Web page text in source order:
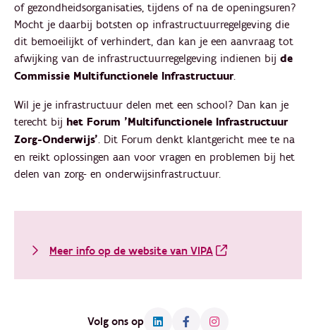
of gezondheidsorganisaties, tijdens of na de openingsuren?
Mocht je daarbij botsten op infrastructuurregelgeving die
dit bemoeilijkt of verhindert, dan kan je een aanvraag tot
afwijking van de infrastructuurregelgeving indienen bij de
Commissie Multifunctionele Infrastructuur.
Wil je je infrastructuur delen met een school? Dan kan je
terecht bij het Forum 'Multifunctionele Infrastructuur
Zorg-Onderwijs'. Dit Forum denkt klantgericht mee te na
en reikt oplossingen aan voor vragen en problemen bij het
delen van zorg- en onderwijsinfrastructuur.
Meer info op de website van VIPA
Volg ons op